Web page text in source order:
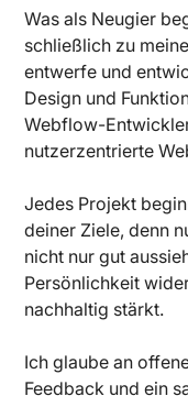
Was als Neugier
schließlich zu
entwerfe und
Design und
Webflow-
nutzerzentrierte
Jedes Projekt
deiner Ziele, denn
nicht nur gut
Persönlichkeit
nachhaltig stärkt.
Ich glaube an
Feedback und ein